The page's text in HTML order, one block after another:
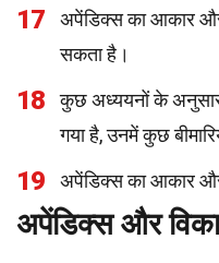
17
अपेंडिक्स का आकार और
सकता है।
18
कुछ अध्ययनों के
गया है, उनमें कुछ
19 अपेंडिक्स का आकार
अपेंडिक्स और